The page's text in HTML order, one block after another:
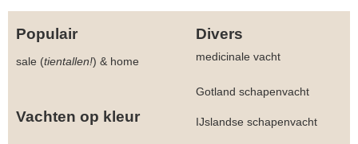
Populair Divers
sale (tientallen!) & home medicinale vacht
Gotland schapenvacht
Vachten op kleur IJslandse schapenvacht